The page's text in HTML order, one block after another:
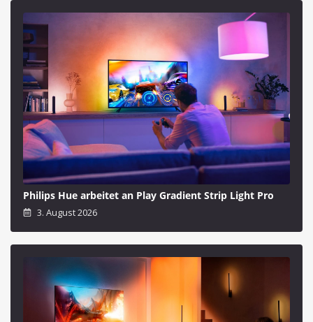
Philips Hue arbeitet an Play Gradient Strip Light Pro
3. August 2026